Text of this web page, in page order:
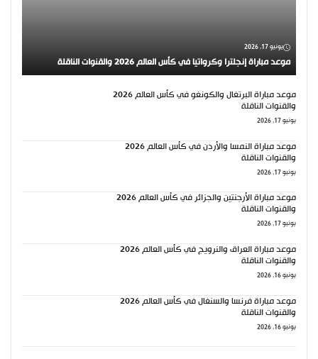
يونيو 17, 2026
موعد مباراة إنجلترا وكرواتيا في كأس العالم 2026 والقنوات الناقلة
موعد مباراة البرتغال والكونغو في كأس العالم 2026
والقنوات الناقلة
يونيو 17, 2026
موعد مباراة النمسا والأردن في كأس العالم 2026
والقنوات الناقلة
يونيو 17, 2026
موعد مباراة الأرجنتين والجزائر في كأس العالم 2026
والقنوات الناقلة
يونيو 17, 2026
موعد مباراة العراق والنرويج في كأس العالم 2026
والقنوات الناقلة
يونيو 16, 2026
موعد مباراة فرنسا والسنغال في كأس العالم 2026
والقنوات الناقلة
يونيو 16, 2026